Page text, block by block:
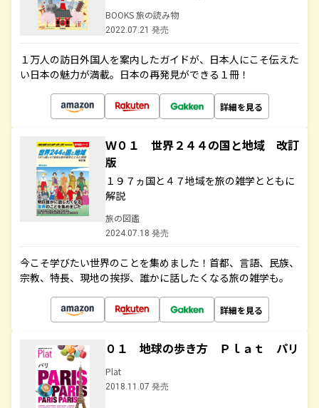
BOOKS 旅の読み物
2022.07.21 発売
１万人の訪日外国人を案内したガイドが、日本人にこそ伝えた
い日本の魅力が満載。日本の再発見ができる１冊！
詳細を見る
Ｗ０１ 世界２４４の国と地域 改訂
版
１９７ヵ国と４７地域を旅の雑学とともに
解説
旅の図鑑
2024.07.18 発売
今こそ学びたい世界のことを集めました！首都、言語、民族、
宗教、特長、現地の挨拶、誰かに話したくなる旅の雑学も。
詳細を見る
０１ 地球の歩き方 Ｐｌａｔ パリ
Plat
2018.11.07 発売